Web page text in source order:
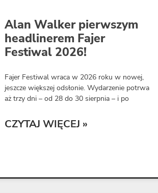
Alan Walker pierwszym
headlinerem Fajer
Festiwal 2026!
Fajer Festiwal wraca w 2026 roku w nowej,
jeszcze większej odsłonie. Wydarzenie potrwa
aż trzy dni – od 28 do 30 sierpnia – i po
CZYTAJ WIĘCEJ »